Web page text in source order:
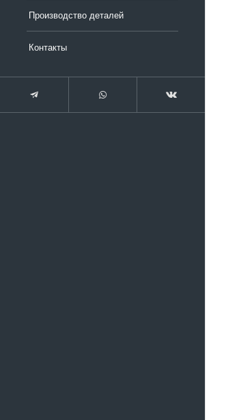
Производство деталей
Контакты